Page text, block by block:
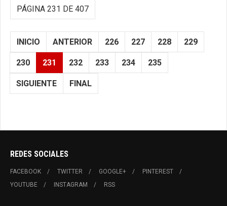
PÁGINA 231 DE 407
INICIO ANTERIOR 226 227 228 229
230 231 232 233 234 235
SIGUIENTE FINAL
REDES SOCIALES
FACEBOOK TWITTER GOOGLE+
PINTEREST
YOUTUBE
INSTAGRAM RSS